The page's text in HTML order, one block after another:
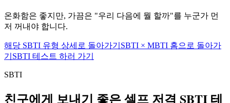
온화함은 좋지만, 가끔은 "우리 다음에 뭘 할까"를 누군가 먼
저 꺼내야 합니다.
해당 SBTI 유형 상세로 돌아가기 SBTI × MBTI 홈으로 돌아가
기 SBTI 테스트 하러 가기
SBTI
친구에게 보내기 좋은 셀프 저격 SBTI 테